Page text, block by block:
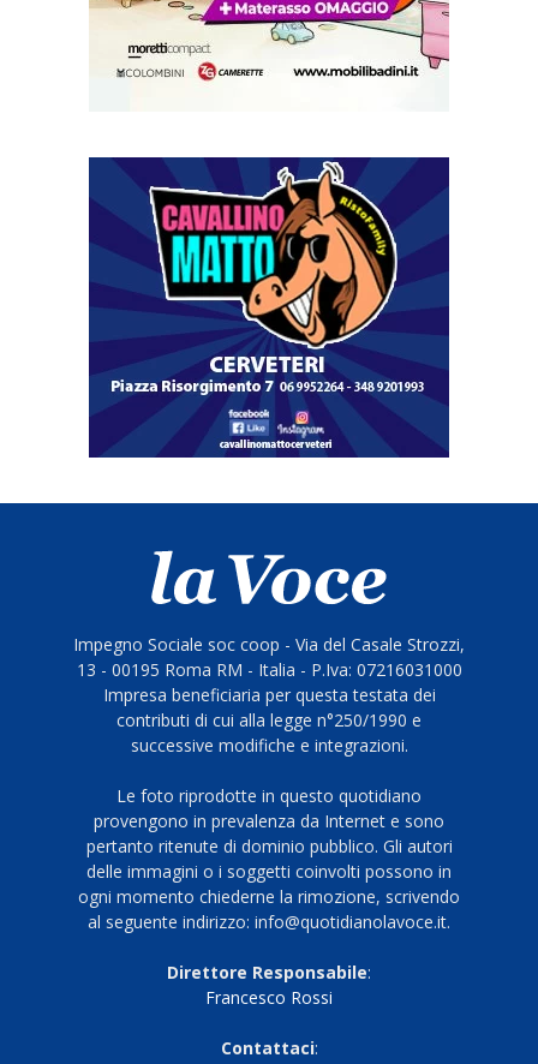
Impegno Sociale soc coop - Via del Casale Strozzi,
13 - 00195 Roma RM - Italia - P.Iva: 07216031000
Impresa beneficiaria per questa testata dei
contributi di cui alla legge n°250/1990 e
successive modifiche e integrazioni.
Le foto riprodotte in questo quotidiano
provengono in prevalenza da Internet e sono
pertanto ritenute di dominio pubblico. Gli autori
delle immagini o i soggetti coinvolti possono in
ogni momento chiederne la rimozione, scrivendo
al seguente indirizzo: info@quotidianolavoce.it.
Direttore Responsabile:
Francesco Rossi
Contattaci: